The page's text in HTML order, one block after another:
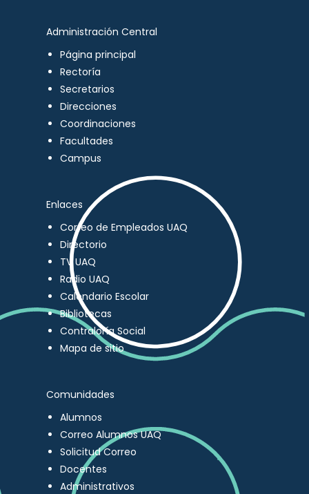
Administración Central
Página principal
Rectoría
Secretarios
Direcciones
Coordinaciones
Facultades
Campus
Enlaces
Correo de Empleados UAQ
Directorio
TV UAQ
Radio UAQ
Calendario Escolar
Bibliotecas
Contraloría Social
Mapa de sitio
Comunidades
Alumnos
Correo Alumnos UAQ
Solicitud Correo
Docentes
Administrativos